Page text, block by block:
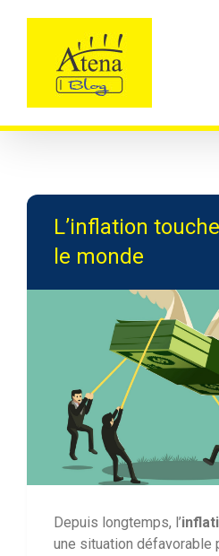
L’inflation
le monde
Depuis longtemps, l’
une situation défavorable